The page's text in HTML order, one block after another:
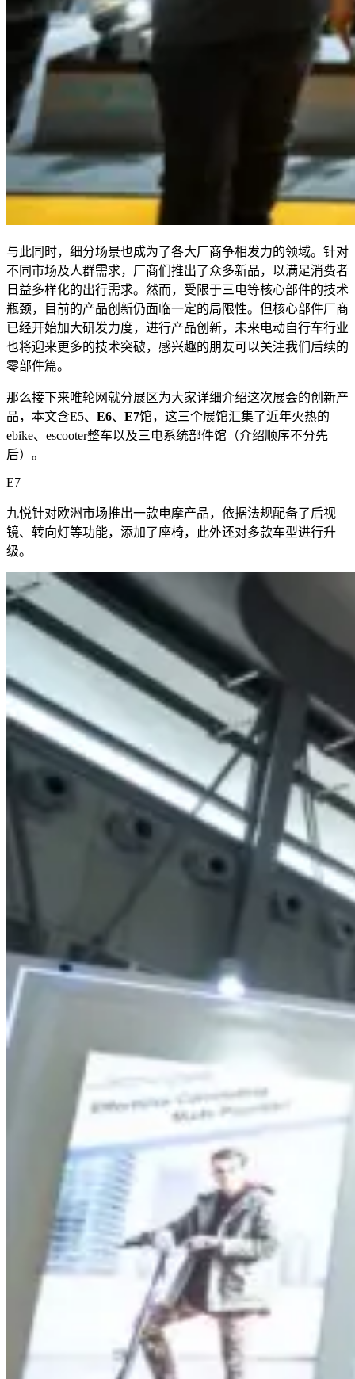
与此同时，细分场景也成为了各大厂商争相发力的领域。针对
不同市场及人群需求，厂商们推出了众多新品，以满足消费者
日益多样化的出行需求。然而，受限于三电等核心部件的技术
瓶颈，目前的产品创新仍面临一定的局限性。但核心部件厂商
已经开始加大研发力度，进行产品创新，未来电动自行车行业
也将迎来更多的技术突破，感兴趣的朋友可以关注我们后续的
零部件篇。
那么接下来唯轮网就分展区为大家详细介绍这次展会的创新产
品，本文含E5、 E6、 E7馆，这三个展馆汇集了近年火热的
ebike、escooter整车以及三电系统部件馆（介绍顺序不分先
后）。
E7
九悦针对欧洲市场推出一款电摩产品，依据法规配备了后视
镜、转向灯等功能，添加了座椅，此外还对多款车型进行升
级。